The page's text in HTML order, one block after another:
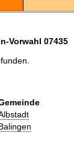
Vorwahl 07435